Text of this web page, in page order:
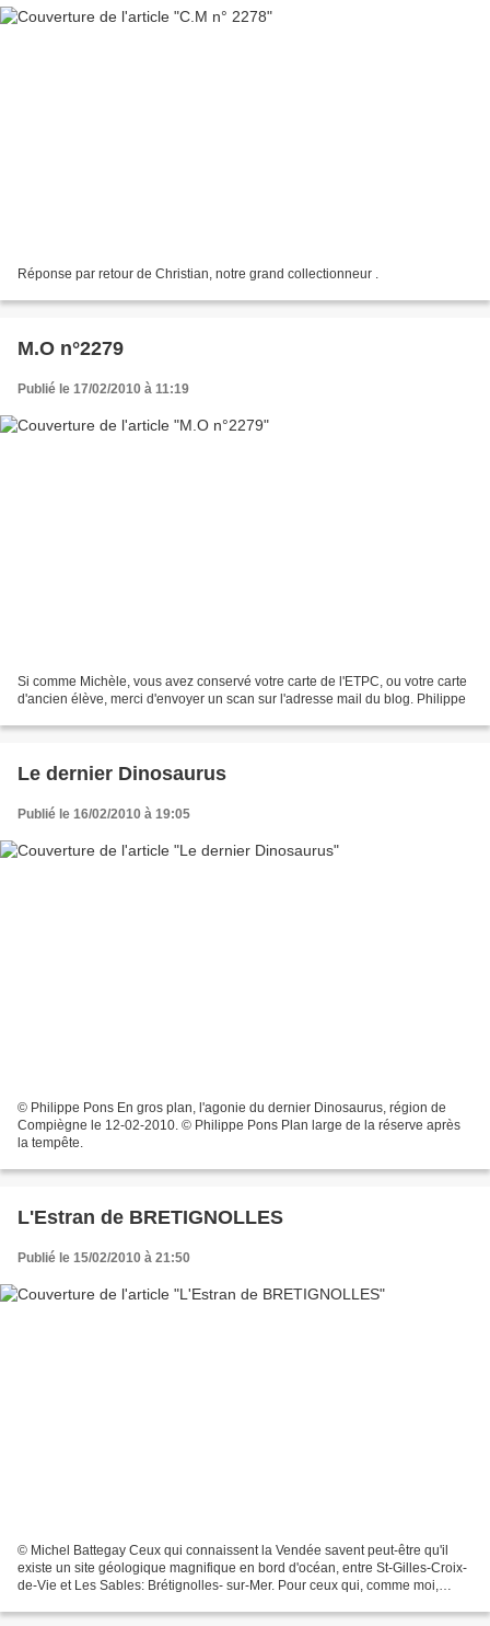
Réponse par retour de Christian, notre grand collectionneur .
M.O n°2279
Publié le 17/02/2010 à 11:19
Si comme Michèle, vous avez conservé votre carte de l'ETPC, ou votre carte
d'ancien élève, merci d'envoyer un scan sur l'adresse mail du blog. Philippe
Le dernier Dinosaurus
Publié le 16/02/2010 à 19:05
© Philippe Pons En gros plan, l'agonie du dernier Dinosaurus, région de
Compiègne le 12-02-2010. © Philippe Pons Plan large de la réserve après
la tempête.
L'Estran de BRETIGNOLLES
Publié le 15/02/2010 à 21:50
© Michel Battegay Ceux qui connaissent la Vendée savent peut-être qu'il
existe un site géologique magnifique en bord d'océan, entre St-Gilles-Croix-
de-Vie et Les Sables: Brétignolles- sur-Mer. Pour ceux qui, comme moi,